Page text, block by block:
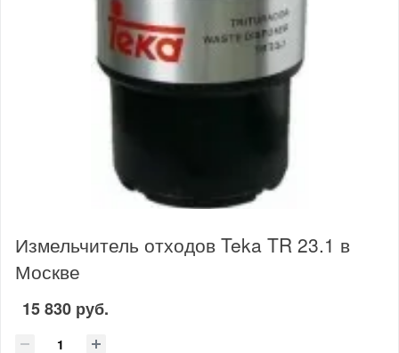
Измельчитель отходов Teka TR 23.1 в
Москве
15 830 руб.